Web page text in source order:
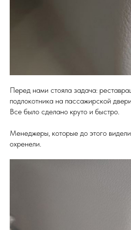
Перед нами стояла задача:
подлокотника на пассажирской
Все было сделано круто и быстро.
Менеджеры, которые до этого
охренели.